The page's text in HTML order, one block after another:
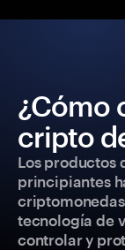
¿Cómo
cripto
Los productos
principiantes
tecnología de
controlar y